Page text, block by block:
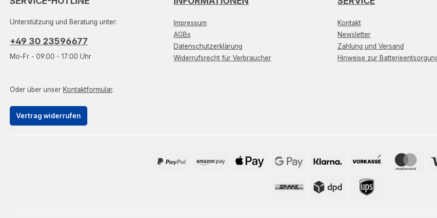
Unterstützung und Beratung unter:
+49 30 23596677
Mo-Fr - 09:00 - 17:00 Uhr
Oder über unser Kontaktformular.
Vertrag widerrufen
Impressum
AGBs
Datenschutzerklärung
Widerrufsrecht für Verbraucher
Kontakt
Newsletter
Zahlung und Versand
Hinweise zur